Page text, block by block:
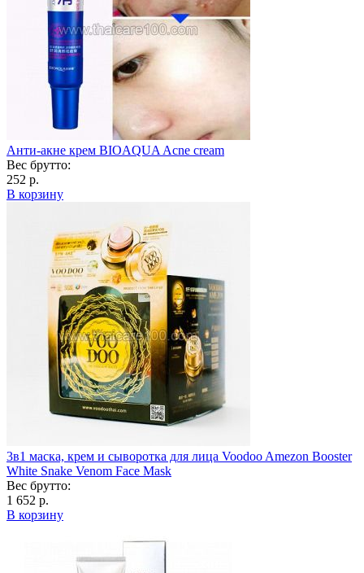
Анти-акне крем BIOAQUA Acne cream
Вес брутто:
252 р.
В корзину
3в1 маска, крем и сыворотка для лица Voodoo Amezon Booster
White Snake Venom Face Mask
Вес брутто:
1 652 р.
В корзину